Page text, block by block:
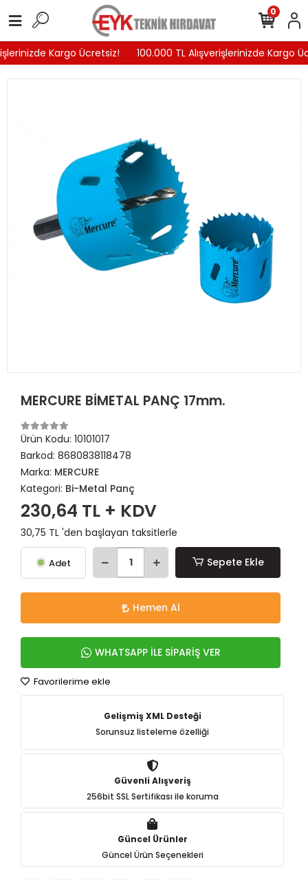
Kargo Ücretsiz! 100.000 TL Alışverişlerinizde Kargo
0
MERCURE BİMETAL PANÇ 17mm.
Ürün Kodu: 10101017
Barkod: 8680838118478
Marka: MERCURE
Kategori: Bi-Metal Panç
230,64 TL + KDV
30,75 TL 'den başlayan taksitlerle
Adet Sepete Ekle
Hemen Al
WHATSAPP İLE SİPARİŞ VER
Favorilerime ekle
Gelişmiş XML Desteği
Sorunsuz listeleme özelliği
Güvenli Alışveriş
256bit SSL Sertifikası ile koruma
Güncel Ürünler
Güncel Ürün Seçenekleri